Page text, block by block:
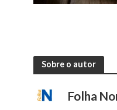
Sobre o autor
Folha